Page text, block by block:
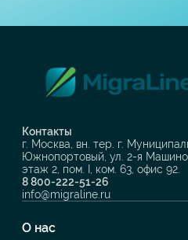
Контакты
г. Москва, вн. тер. г.
Южнопортовый, ул. 2-я
этаж 2, пом. I, ком. 63, офис 92.
8 800-222-51-26
info@migraline.ru
О нас